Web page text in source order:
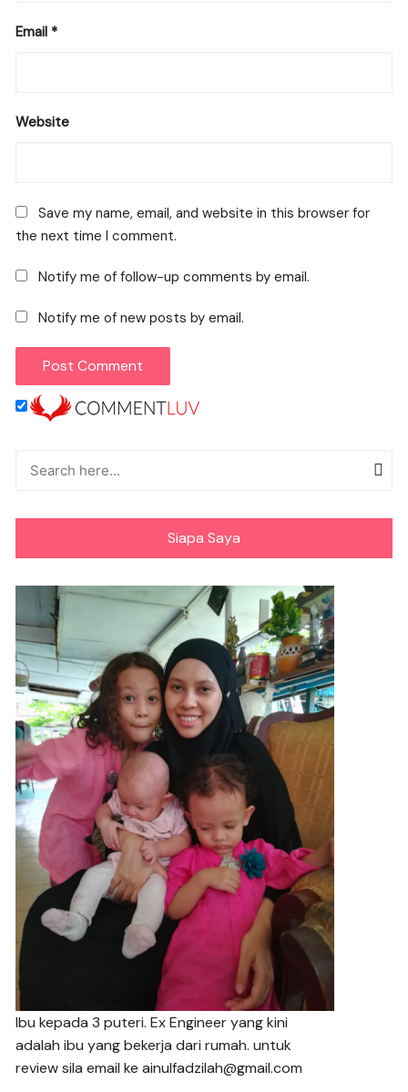
Email *
Website
Save my name, email, and website in this browser for
the next time I comment.
Notify me of follow-up comments by email.
Notify me of new posts by email.
Siapa Saya
Ibu kepada 3 puteri. Ex Engineer yang kini
adalah ibu yang bekerja dari rumah. untuk
review sila email ke ainulfadzilah@gmail.com